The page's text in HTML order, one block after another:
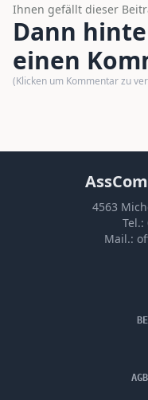
Ihnen gefällt dieser
Dann
einen
(Klicken um Kommentar zu
4563
Tel.:
Mail.: